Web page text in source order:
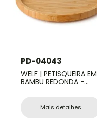
PD-04043
WELF | PETISQUEIRA EM
BAMBU REDONDA -
Mais detalhes